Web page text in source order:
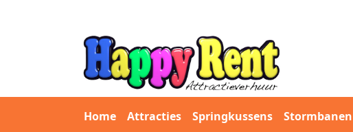
Home Attracties Springkussens Stormbanen